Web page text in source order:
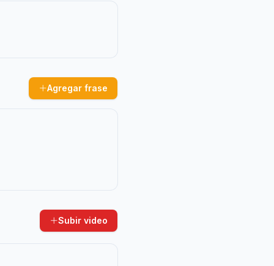
Agregar frase
Subir video